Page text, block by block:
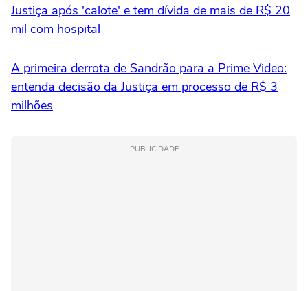
Justiça após 'calote' e tem dívida de mais de R$ 20
mil com hospital
A primeira derrota de Sandrão para a Prime Video:
entenda decisão da Justiça em processo de R$ 3
milhões
PUBLICIDADE